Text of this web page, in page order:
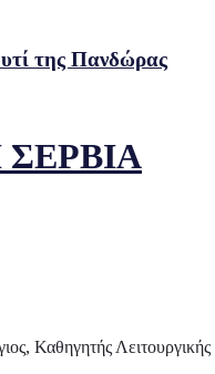
της Πανδώρας
Καθηγητής